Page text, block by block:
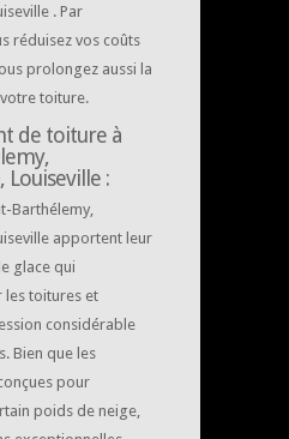
. Par
réduisez vos coûts
prolongez aussi la
toiture.
de toiture à
:
Barthélemy,
apportent leur
glace qui
les toitures et
considérable
Bien que les
pour
poids de neige,